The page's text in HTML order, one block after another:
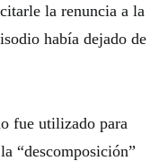
la renuncia a la
había dejado de
fue utilizado para
“descomposición”